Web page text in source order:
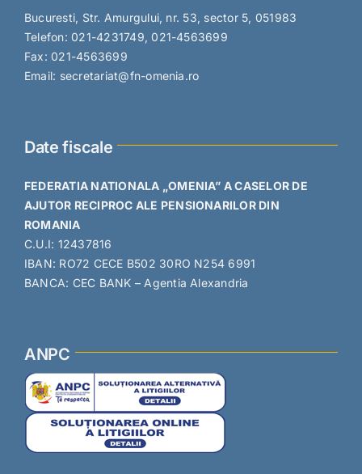
Bucuresti, Str. Amurgului, nr. 53, sector 5, 051983
Telefon: 021-4231749, 021-4563699
Fax: 021-4563699
Email: secretariat@fn-omenia.ro
Date fiscale
FEDERATIA NATIONALA „OMENIA” A CASELOR DE
AJUTOR RECIPROC ALE PENSIONARILOR DIN
ROMANIA
C.U.I: 12437816
IBAN: RO72 CECE B502 30RO N254 6991
BANCA: CEC BANK – Agentia Alexandria
ANPC